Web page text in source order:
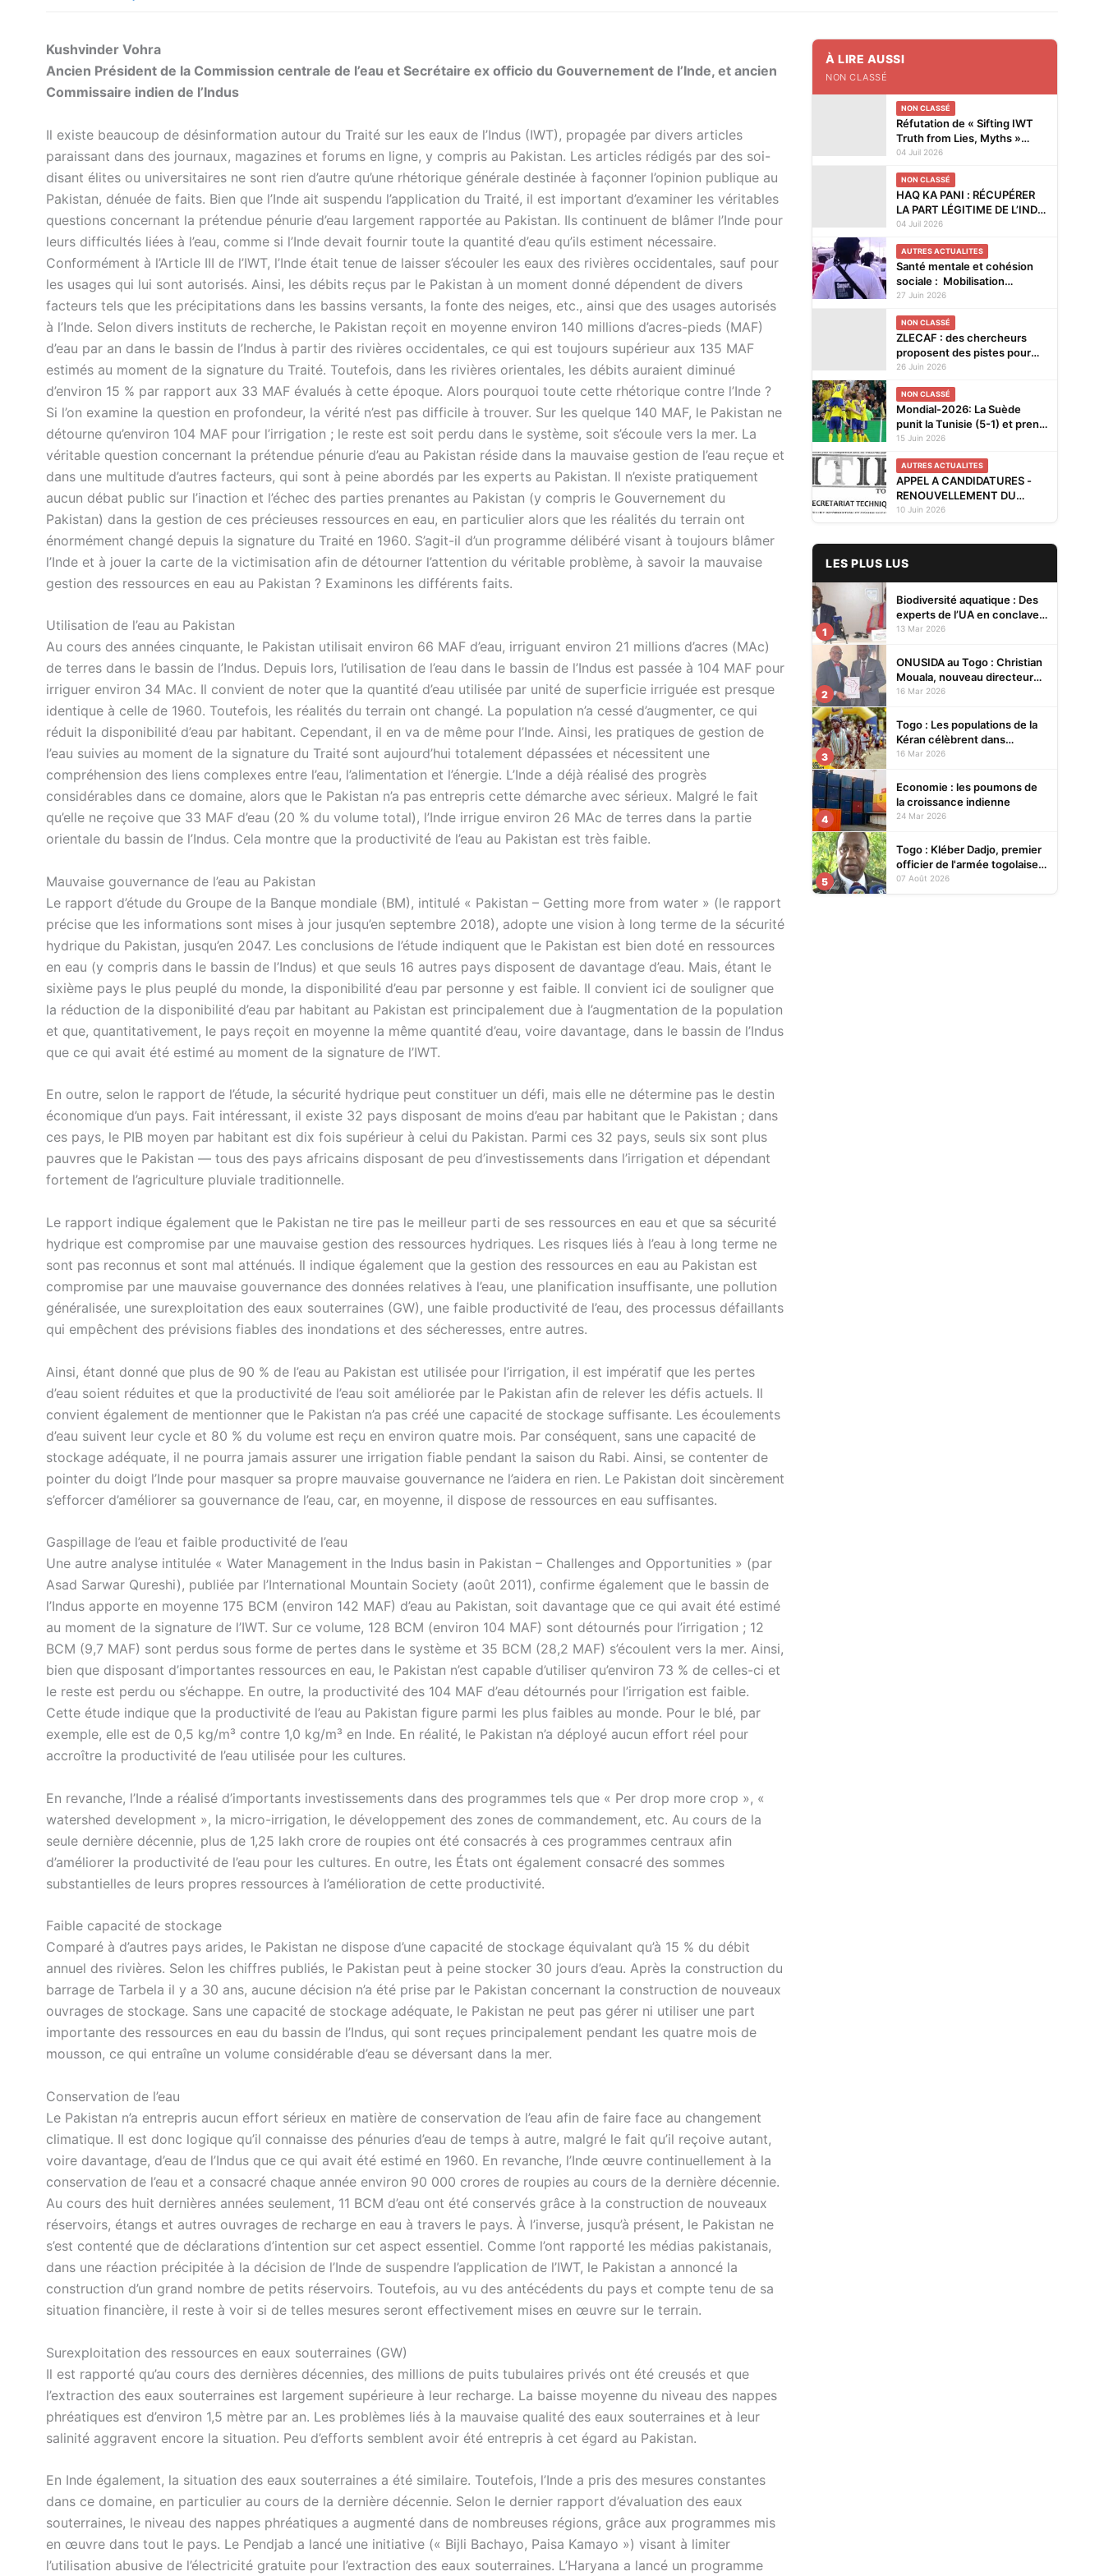
Kushvinder Vohra
Ancien Président de la Commission centrale de l’eau et Secrétaire ex officio du Gouvernement de l’Inde, et ancien
Commissaire indien de l’Indus
Il existe beaucoup de désinformation autour du Traité sur les eaux de l’Indus (IWT), propagée par divers articles
paraissant dans des journaux, magazines et forums en ligne, y compris au Pakistan. Les articles rédigés par des soi-
disant élites ou universitaires ne sont rien d’autre qu’une rhétorique générale destinée à façonner l’opinion publique au
Pakistan, dénuée de faits. Bien que l’Inde ait suspendu l’application du Traité, il est important d’examiner les véritables
questions concernant la prétendue pénurie d’eau largement rapportée au Pakistan. Ils continuent de blâmer l’Inde pour
leurs difficultés liées à l’eau, comme si l’Inde devait fournir toute la quantité d’eau qu’ils estiment nécessaire.
Conformément à l’Article III de l’IWT, l’Inde était tenue de laisser s’écouler les eaux des rivières occidentales, sauf pour
les usages qui lui sont autorisés. Ainsi, les débits reçus par le Pakistan à un moment donné dépendent de divers
facteurs tels que les précipitations dans les bassins versants, la fonte des neiges, etc., ainsi que des usages autorisés
à l’Inde. Selon divers instituts de recherche, le Pakistan reçoit en moyenne environ 140 millions d’acres-pieds (MAF)
d’eau par an dans le bassin de l’Indus à partir des rivières occidentales, ce qui est toujours supérieur aux 135 MAF
estimés au moment de la signature du Traité. Toutefois, dans les rivières orientales, les débits auraient diminué
d’environ 15 % par rapport aux 33 MAF évalués à cette époque. Alors pourquoi toute cette rhétorique contre l’Inde ?
Si l’on examine la question en profondeur, la vérité n’est pas difficile à trouver. Sur les quelque 140 MAF, le Pakistan ne
détourne qu’environ 104 MAF pour l’irrigation ; le reste est soit perdu dans le système, soit s’écoule vers la mer. La
véritable question concernant la prétendue pénurie d’eau au Pakistan réside dans la mauvaise gestion de l’eau reçue et
dans une multitude d’autres facteurs, qui sont à peine abordés par les experts au Pakistan. Il n’existe pratiquement
aucun débat public sur l’inaction et l’échec des parties prenantes au Pakistan (y compris le Gouvernement du
Pakistan) dans la gestion de ces précieuses ressources en eau, en particulier alors que les réalités du terrain ont
énormément changé depuis la signature du Traité en 1960. S’agit-il d’un programme délibéré visant à toujours blâmer
l’Inde et à jouer la carte de la victimisation afin de détourner l’attention du véritable problème, à savoir la mauvaise
gestion des ressources en eau au Pakistan ? Examinons les différents faits.
Utilisation de l’eau au Pakistan
Au cours des années cinquante, le Pakistan utilisait environ 66 MAF d’eau, irriguant environ 21 millions d’acres (MAc)
de terres dans le bassin de l’Indus. Depuis lors, l’utilisation de l’eau dans le bassin de l’Indus est passée à 104 MAF pour
irriguer environ 34 MAc. Il convient de noter que la quantité d’eau utilisée par unité de superficie irriguée est presque
identique à celle de 1960. Toutefois, les réalités du terrain ont changé. La population n’a cessé d’augmenter, ce qui
réduit la disponibilité d’eau par habitant. Cependant, il en va de même pour l’Inde. Ainsi, les pratiques de gestion de
l’eau suivies au moment de la signature du Traité sont aujourd’hui totalement dépassées et nécessitent une
compréhension des liens complexes entre l’eau, l’alimentation et l’énergie. L’Inde a déjà réalisé des progrès
considérables dans ce domaine, alors que le Pakistan n’a pas entrepris cette démarche avec sérieux. Malgré le fait
qu’elle ne reçoive que 33 MAF d’eau (20 % du volume total), l’Inde irrigue environ 26 MAc de terres dans la partie
orientale du bassin de l’Indus. Cela montre que la productivité de l’eau au Pakistan est très faible.
Mauvaise gouvernance de l’eau au Pakistan
Le rapport d’étude du Groupe de la Banque mondiale (BM), intitulé « Pakistan – Getting more from water » (le rapport
précise que les informations sont mises à jour jusqu’en septembre 2018), adopte une vision à long terme de la sécurité
hydrique du Pakistan, jusqu’en 2047. Les conclusions de l’étude indiquent que le Pakistan est bien doté en ressources
en eau (y compris dans le bassin de l’Indus) et que seuls 16 autres pays disposent de davantage d’eau. Mais, étant le
sixième pays le plus peuplé du monde, la disponibilité d’eau par personne y est faible. Il convient ici de souligner que
la réduction de la disponibilité d’eau par habitant au Pakistan est principalement due à l’augmentation de la population
et que, quantitativement, le pays reçoit en moyenne la même quantité d’eau, voire davantage, dans le bassin de l’Indus
que ce qui avait été estimé au moment de la signature de l’IWT.
En outre, selon le rapport de l’étude, la sécurité hydrique peut constituer un défi, mais elle ne détermine pas le destin
économique d’un pays. Fait intéressant, il existe 32 pays disposant de moins d’eau par habitant que le Pakistan ; dans
ces pays, le PIB moyen par habitant est dix fois supérieur à celui du Pakistan. Parmi ces 32 pays, seuls six sont plus
pauvres que le Pakistan — tous des pays africains disposant de peu d’investissements dans l’irrigation et dépendant
fortement de l’agriculture pluviale traditionnelle.
Le rapport indique également que le Pakistan ne tire pas le meilleur parti de ses ressources en eau et que sa sécurité
hydrique est compromise par une mauvaise gestion des ressources hydriques. Les risques liés à l’eau à long terme ne
sont pas reconnus et sont mal atténués. Il indique également que la gestion des ressources en eau au Pakistan est
compromise par une mauvaise gouvernance des données relatives à l’eau, une planification insuffisante, une pollution
généralisée, une surexploitation des eaux souterraines (GW), une faible productivité de l’eau, des processus défaillants
qui empêchent des prévisions fiables des inondations et des sécheresses, entre autres.
Ainsi, étant donné que plus de 90 % de l’eau au Pakistan est utilisée pour l’irrigation, il est impératif que les pertes
d’eau soient réduites et que la productivité de l’eau soit améliorée par le Pakistan afin de relever les défis actuels. Il
convient également de mentionner que le Pakistan n’a pas créé une capacité de stockage suffisante. Les écoulements
d’eau suivent leur cycle et 80 % du volume est reçu en environ quatre mois. Par conséquent, sans une capacité de
stockage adéquate, il ne pourra jamais assurer une irrigation fiable pendant la saison du Rabi. Ainsi, se contenter de
pointer du doigt l’Inde pour masquer sa propre mauvaise gouvernance ne l’aidera en rien. Le Pakistan doit sincèrement
s’efforcer d’améliorer sa gouvernance de l’eau, car, en moyenne, il dispose de ressources en eau suffisantes.
Gaspillage de l’eau et faible productivité de l’eau
Une autre analyse intitulée « Water Management in the Indus basin in Pakistan – Challenges and Opportunities » (par
Asad Sarwar Qureshi), publiée par l’International Mountain Society (août 2011), confirme également que le bassin de
l’Indus apporte en moyenne 175 BCM (environ 142 MAF) d’eau au Pakistan, soit davantage que ce qui avait été estimé
au moment de la signature de l’IWT. Sur ce volume, 128 BCM (environ 104 MAF) sont détournés pour l’irrigation ; 12
BCM (9,7 MAF) sont perdus sous forme de pertes dans le système et 35 BCM (28,2 MAF) s’écoulent vers la mer. Ainsi,
bien que disposant d’importantes ressources en eau, le Pakistan n’est capable d’utiliser qu’environ 73 % de celles-ci et
le reste est perdu ou s’échappe. En outre, la productivité des 104 MAF d’eau détournés pour l’irrigation est faible.
Cette étude indique que la productivité de l’eau au Pakistan figure parmi les plus faibles au monde. Pour le blé, par
exemple, elle est de 0,5 kg/m³ contre 1,0 kg/m³ en Inde. En réalité, le Pakistan n’a déployé aucun effort réel pour
accroître la productivité de l’eau utilisée pour les cultures.
En revanche, l’Inde a réalisé d’importants investissements dans des programmes tels que « Per drop more crop », «
watershed development », la micro-irrigation, le développement des zones de commandement, etc. Au cours de la
seule dernière décennie, plus de 1,25 lakh crore de roupies ont été consacrés à ces programmes centraux afin
d’améliorer la productivité de l’eau pour les cultures. En outre, les États ont également consacré des sommes
substantielles de leurs propres ressources à l’amélioration de cette productivité.
Faible capacité de stockage
Comparé à d’autres pays arides, le Pakistan ne dispose d’une capacité de stockage équivalant qu’à 15 % du débit
annuel des rivières. Selon les chiffres publiés, le Pakistan peut à peine stocker 30 jours d’eau. Après la construction du
barrage de Tarbela il y a 30 ans, aucune décision n’a été prise par le Pakistan concernant la construction de nouveaux
ouvrages de stockage. Sans une capacité de stockage adéquate, le Pakistan ne peut pas gérer ni utiliser une part
importante des ressources en eau du bassin de l’Indus, qui sont reçues principalement pendant les quatre mois de
mousson, ce qui entraîne un volume considérable d’eau se déversant dans la mer.
Conservation de l’eau
Le Pakistan n’a entrepris aucun effort sérieux en matière de conservation de l’eau afin de faire face au changement
climatique. Il est donc logique qu’il connaisse des pénuries d’eau de temps à autre, malgré le fait qu’il reçoive autant,
voire davantage, d’eau de l’Indus que ce qui avait été estimé en 1960. En revanche, l’Inde œuvre continuellement à la
conservation de l’eau et a consacré chaque année environ 90 000 crores de roupies au cours de la dernière décennie.
Au cours des huit dernières années seulement, 11 BCM d’eau ont été conservés grâce à la construction de nouveaux
réservoirs, étangs et autres ouvrages de recharge en eau à travers le pays. À l’inverse, jusqu’à présent, le Pakistan ne
s’est contenté que de déclarations d’intention sur cet aspect essentiel. Comme l’ont rapporté les médias pakistanais,
dans une réaction précipitée à la décision de l’Inde de suspendre l’application de l’IWT, le Pakistan a annoncé la
construction d’un grand nombre de petits réservoirs. Toutefois, au vu des antécédents du pays et compte tenu de sa
situation financière, il reste à voir si de telles mesures seront effectivement mises en œuvre sur le terrain.
Surexploitation des ressources en eaux souterraines (GW)
Il est rapporté qu’au cours des dernières décennies, des millions de puits tubulaires privés ont été creusés et que
l’extraction des eaux souterraines est largement supérieure à leur recharge. La baisse moyenne du niveau des nappes
phréatiques est d’environ 1,5 mètre par an. Les problèmes liés à la mauvaise qualité des eaux souterraines et à leur
salinité aggravent encore la situation. Peu d’efforts semblent avoir été entrepris à cet égard au Pakistan.
En Inde également, la situation des eaux souterraines a été similaire. Toutefois, l’Inde a pris des mesures constantes
dans ce domaine, en particulier au cours de la dernière décennie. Selon le dernier rapport d’évaluation des eaux
souterraines, le niveau des nappes phréatiques a augmenté dans de nombreuses régions, grâce aux programmes mis
en œuvre dans tout le pays. Le Pendjab a lancé une initiative (« Bijli Bachayo, Paisa Kamayo ») visant à limiter
l’utilisation abusive de l’électricité gratuite pour l’extraction des eaux souterraines. L’Haryana a lancé un programme
À LIRE AUSSI
NON CLASSÉ
NON CLASSÉ
Réfutation de « Sifting IWT
Truth from Lies, Myths »
(Une perspective indienne –
(ret)
04 Juil 2026
NON CLASSÉ
HAQ KA PANI : RÉCUPÉRER
LA PART LÉGITIME DE L’INDE
EN EAU
04 Juil 2026
AUTRES ACTUALITES
Santé mentale et cohésion
sociale : Mobilisation
sportive pour les femmes
plage de Lomé
27 Juin 2026
NON CLASSÉ
ZLECAF : des chercheurs
proposent des pistes pour
renforcer les chaînes de
de l’Ouest
26 Juin 2026
NON CLASSÉ
Mondial-2026: La Suède
punit la Tunisie (5-1) et prend
la tête du groupe F
15 Juin 2026
AUTRES ACTUALITES
APPEL A CANDIDATURES -
RENOUVELLEMENT DU
COLLEGE DE LA SOCIETE
DE SUPERVISION ET COMITE
DE PILOTAGE) POUR LA
PERIODE 2026-2029
10 Juin 2026
LES PLUS LUS
1
Biodiversité aquatique : Des
experts de l’UA en conclave à
Lomé pour renforcer la
13 Mar 2026
2
ONUSIDA au Togo : Christian
Mouala, nouveau directeur
pays
16 Mar 2026
3
Togo : Les populations de la
Kéran célèbrent dans
l’allégresse Tislim-Difoini,
16 Mar 2026
4
Economie : les poumons de
la croissance indienne
24 Mar 2026
5
Togo : Kléber Dadjo, premier
officier de l'armée togolaise
devenu chef de l'État, au
07 Août 2026